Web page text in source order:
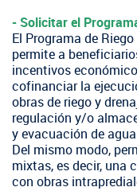
​- Solicitar el
El Programa de
permite a
incentivos
cofinanciar la
obras de riego y
regulación y/o
y evacuación de
Del mismo modo,
mixtas, es decir, una
con obras